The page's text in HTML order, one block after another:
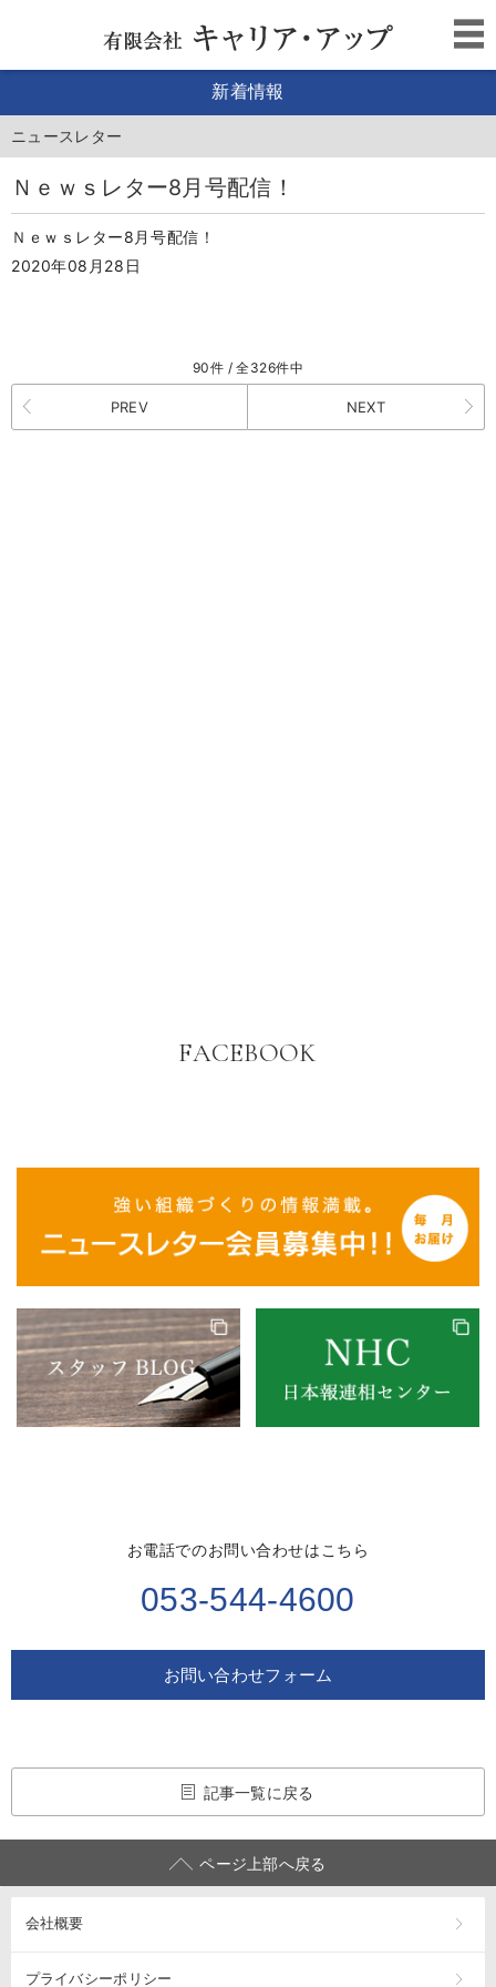
新着情報
ニュースレター
Ｎｅｗｓレター8月号配信！
Ｎｅｗｓレター8月号配信！
2020年08月28日
90件 / 全326件中
PREV NEXT
FACEBOOK
お電話でのお問い合わせはこちら
053-544-4600
お問い合わせフォーム
記事一覧に戻る
ページ上部へ戻る
会社概要
プライバシーポリシー